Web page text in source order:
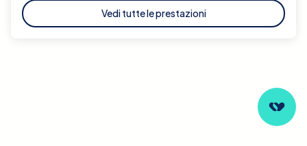
Vedi tutte le prestazioni